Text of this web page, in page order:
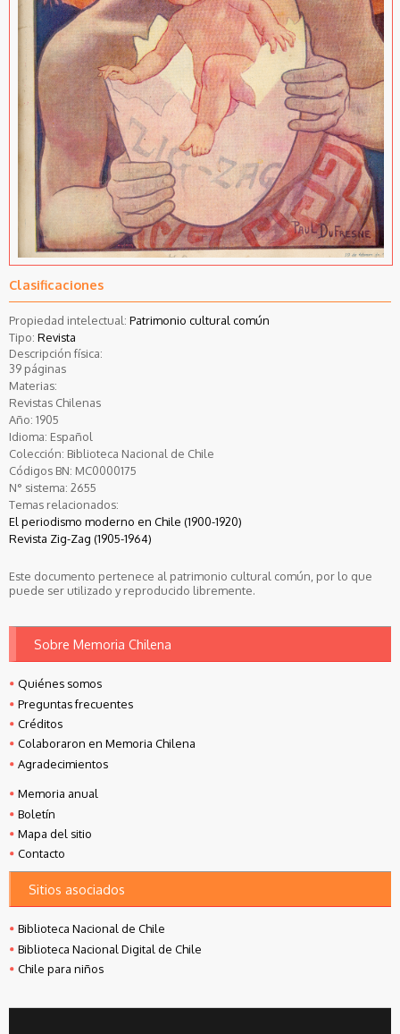
Clasificaciones
Propiedad intelectual: Patrimonio cultural común
Tipo: Revista
Descripción física:
39 páginas
Materias:
Revistas Chilenas
Año: 1905
Idioma: Español
Colección: Biblioteca Nacional de Chile
Códigos BN: MC0000175
N° sistema: 2655
Temas relacionados:
El periodismo moderno en Chile (1900-1920)
Revista Zig-Zag (1905-1964)
Este documento pertenece al patrimonio cultural común, por lo que
puede ser utilizado y reproducido libremente.
Sobre Memoria Chilena
Quiénes somos
Preguntas frecuentes
Créditos
Colaboraron en Memoria Chilena
Agradecimientos
Memoria anual
Boletín
Mapa del sitio
Contacto
Sitios asociados
Biblioteca Nacional de Chile
Biblioteca Nacional Digital de Chile
Chile para niños